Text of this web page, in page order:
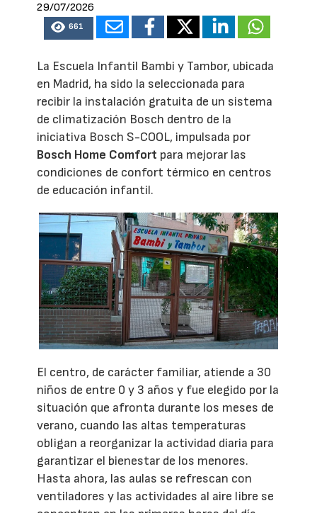
29/07/2026
661
La Escuela Infantil Bambi y Tambor, ubicada
en Madrid, ha sido la seleccionada para
recibir la instalación gratuita de un sistema
de climatización Bosch dentro de la
iniciativa Bosch S-COOL, impulsada por
Bosch Home Comfort para mejorar las
condiciones de confort térmico en centros
de educación infantil.
El centro, de carácter familiar, atiende a 30
niños de entre 0 y 3 años y fue elegido por la
situación que afronta durante los meses de
verano, cuando las altas temperaturas
obligan a reorganizar la actividad diaria para
garantizar el bienestar de los menores.
Hasta ahora, las aulas se refrescan con
ventiladores y las actividades al aire libre se